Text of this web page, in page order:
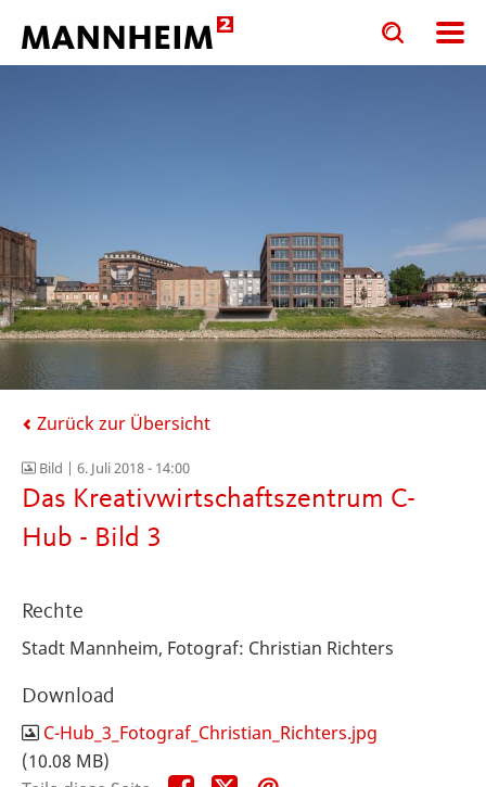
Toggle
search
input
Toggle
search
input
Zurück zur Übersicht
Bild | 6. Juli 2018 - 14:00
Das Kreativwirtschaftszentrum C-
Hub - Bild 3
Rechte
Stadt Mannheim, Fotograf: Christian Richters
Download
C-Hub_3_Fotograf_Christian_Richters.jpg
(10.08 MB)